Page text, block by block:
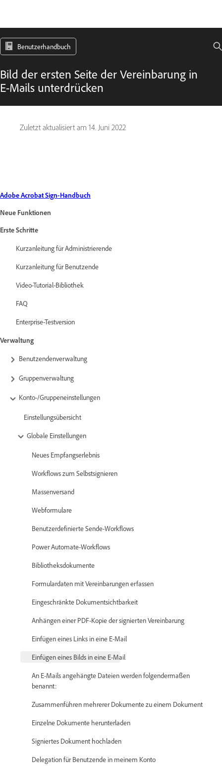
Benutzerhandbuch
Bild der ersten Seite der Vereinbarung in
E-Mails unterdrücken
Zuletzt aktualisiert am 14. Juni 2022
Adobe Acrobat Sign-Handbuch
Neue Funktionen
Erste Schritte
Kurzanleitung für Administrierende
Kurzanleitung für Benutzende
Video-Tutorial-Bibliothek
FAQ
Enterprise-Testversion
Verwaltung
Benutzendenverwaltung
Gruppenverwaltung
Konto-/Gruppeneinstellungen
Einstellungsübersicht
Globale Einstellungen
Neues Empfangserlebnis
Workflows zum Selbstsignieren
Massenversand
Webformulare
Benutzerdefinierte Sende-Workflows
Power Automate-Workflows
Bibliotheksdokumente
Formulardaten mit Vereinbarungen erfassen
Eingeschränkte Dokumentsichtbarkeit
Anhängen einer PDF-Kopie der signierten Vereinbarung
Einfügen eines Links in eine E-Mail
Einfügen eines Bilds in eine E-Mail
An E-Mails angehängte Dateien werden folgendermaßen
benannt:
Zusammenführen mehrerer Dokumente zu einem Dokument
Einzelne Dokumente herunterladen
Signiertes Dokument hochladen
Delegation für Benutzende in meinem Konto